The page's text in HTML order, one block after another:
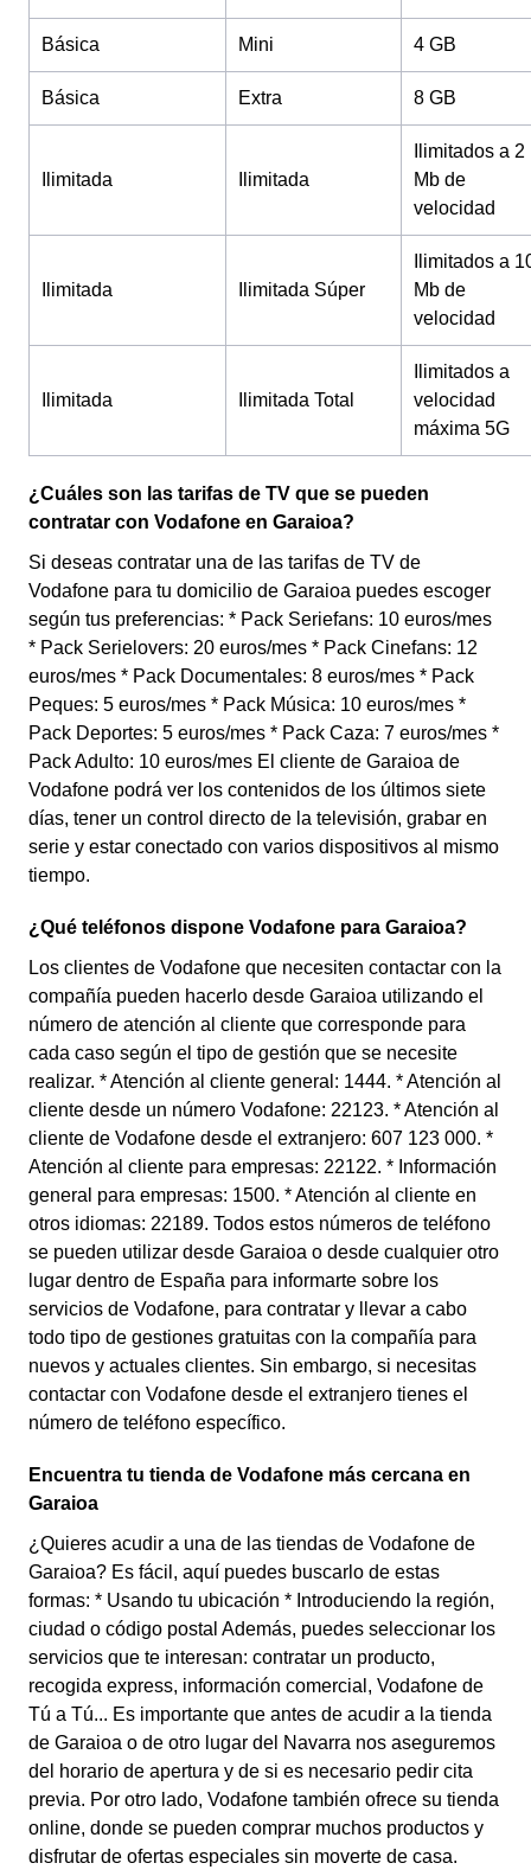
Básica Mini 4 GB
Básica Extra 8 GB
Ilimitada Ilimitada
Ilimitados a 2
Mb de
velocidad
Ilimitada Ilimitada Súper
Ilimitados a
Mb de
velocidad
Ilimitada Ilimitada Total
Ilimitados a
velocidad
máxima 5G
¿Cuáles son las tarifas de TV que se pueden
contratar con Vodafone en Garaioa?
Si deseas contratar una de las tarifas de TV de
Vodafone para tu domicilio de Garaioa puedes escoger
según tus preferencias: * Pack Seriefans: 10 euros/mes
* Pack Serielovers: 20 euros/mes * Pack Cinefans: 12
euros/mes * Pack Documentales: 8 euros/mes * Pack
Peques: 5 euros/mes * Pack Música: 10 euros/mes *
Pack Deportes: 5 euros/mes * Pack Caza: 7 euros/mes *
Pack Adulto: 10 euros/mes El cliente de Garaioa de
Vodafone podrá ver los contenidos de los últimos siete
días, tener un control directo de la televisión, grabar en
serie y estar conectado con varios dispositivos al mismo
tiempo.
¿Qué teléfonos dispone Vodafone para Garaioa?
Los clientes de Vodafone que necesiten contactar con la
compañía pueden hacerlo desde Garaioa utilizando el
número de atención al cliente que corresponde para
cada caso según el tipo de gestión que se necesite
realizar. * Atención al cliente general: 1444. * Atención al
cliente desde un número Vodafone: 22123. * Atención al
cliente de Vodafone desde el extranjero: 607 123 000. *
Atención al cliente para empresas: 22122. * Información
general para empresas: 1500. * Atención al cliente en
otros idiomas: 22189. Todos estos números de teléfono
se pueden utilizar desde Garaioa o desde cualquier otro
lugar dentro de España para informarte sobre los
servicios de Vodafone, para contratar y llevar a cabo
todo tipo de gestiones gratuitas con la compañía para
nuevos y actuales clientes. Sin embargo, si necesitas
contactar con Vodafone desde el extranjero tienes el
número de teléfono específico.
Encuentra tu tienda de Vodafone más cercana en
Garaioa
¿Quieres acudir a una de las tiendas de Vodafone de
Garaioa? Es fácil, aquí puedes buscarlo de estas
formas: * Usando tu ubicación * Introduciendo la región,
ciudad o código postal Además, puedes seleccionar los
servicios que te interesan: contratar un producto,
recogida express, información comercial, Vodafone de
Tú a Tú... Es importante que antes de acudir a la tienda
de Garaioa o de otro lugar del Navarra nos aseguremos
del horario de apertura y de si es necesario pedir cita
previa. Por otro lado, Vodafone también ofrece su tienda
online, donde se pueden comprar muchos productos y
disfrutar de ofertas especiales sin moverte de casa.